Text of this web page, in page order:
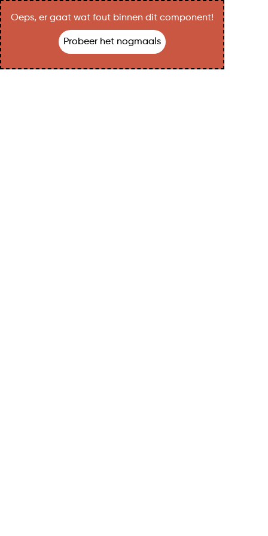
Oeps, er gaat wat fout binnen dit component!
Probeer het nogmaals